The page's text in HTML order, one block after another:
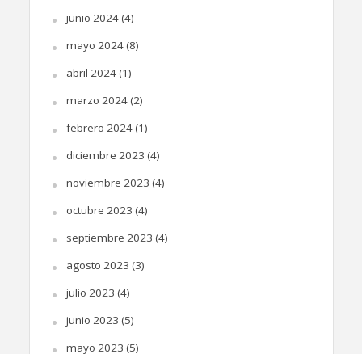
junio 2024(4)
mayo 2024(8)
abril 2024(1)
marzo 2024(2)
febrero 2024(1)
diciembre 2023 (4)
noviembre 2023 (4)
octubre 2023 (4)
septiembre 2023 (4)
agosto 2023 (3)
julio 2023 (4)
junio 2023 (5)
mayo 2023 (5)